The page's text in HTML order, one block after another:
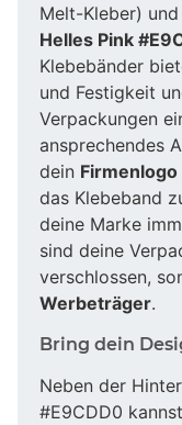
Melt-Kleber)
Helles Pink
Klebebänder
und Festigkeit
Verpackungen
ansprechendes
dein Firmenlogo
das Klebeband
deine Marke
sind deine
verschlossen,
Werbeträger.
Bring dein
Neben der
#E9CDD0